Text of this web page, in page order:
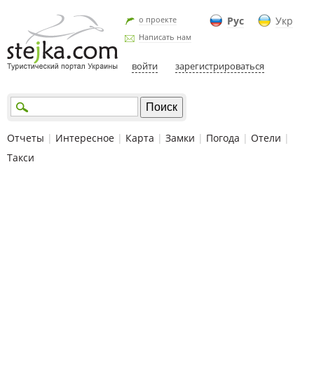
Рус Укр
о проекте
Написать нам
войти зарегистрироваться
Отчеты | Интересное | Карта | Замки | Погода | Отели |
Такси